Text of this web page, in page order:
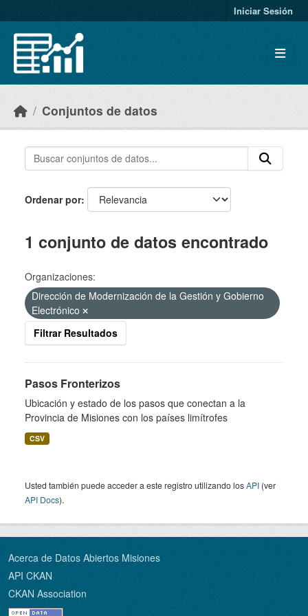
Iniciar Sesión
Conjuntos de datos
Ordenar por
1 conjunto de datos encontrado
Organizaciones:
Dirección de Modernización de la Gestión y Gobierno
Electrónico
Filtrar Resultados
Pasos Fronterizos
Ubicación y estado de los pasos que conectan a la
Provincia de Misiones con los países limítrofes
CSV
Usted también puede acceder a este registro utilizando losAPI (ver
API Docs).
Acerca de Datos Abiertos Misiones
API CKAN
CKAN Association